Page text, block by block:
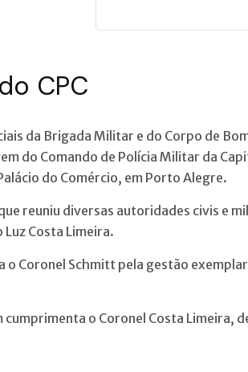
CPC
da Brigada Militar e do Corpo de
do Comando de Polícia Militar da
do Comércio, em Porto Alegre.
reuniu diversas autoridades civis e
Costa Limeira.
o Coronel Schmitt pela gestão
cumprimenta o Coronel Costa Limeira,